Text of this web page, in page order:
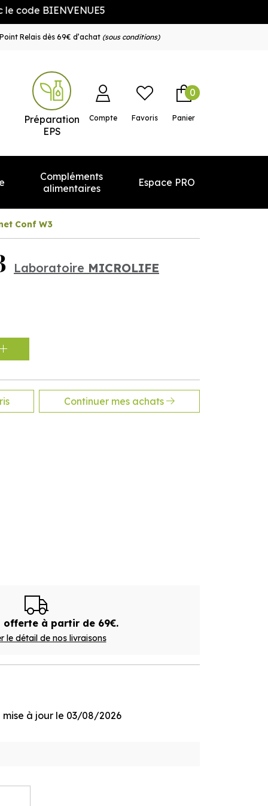
Relais dès 69€ d’achat (sous conditions)
service
Préparation
EPS
Compte Favoris Panier
0
Compléments
alimentaires
Espace PRO
Conf W3
Laboratoire MICROLIFE
Continuer mes achats
offerte à partir de 69€.
le détail de nos livraisons
mise à jour le 03/08/2026